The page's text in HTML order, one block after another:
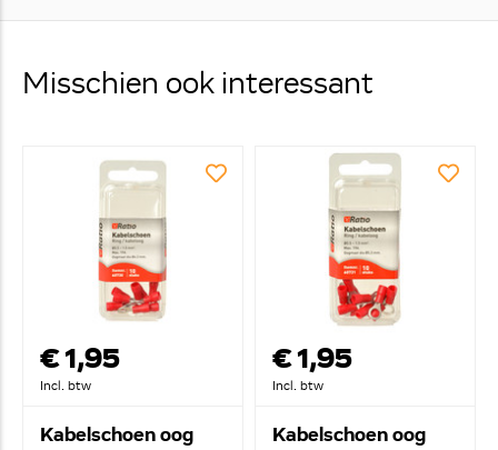
Misschien ook interessant
€ 1,95
Incl. btw
Kabelschoen oog
€ 1,95
Incl. btw
Kabelschoen oog